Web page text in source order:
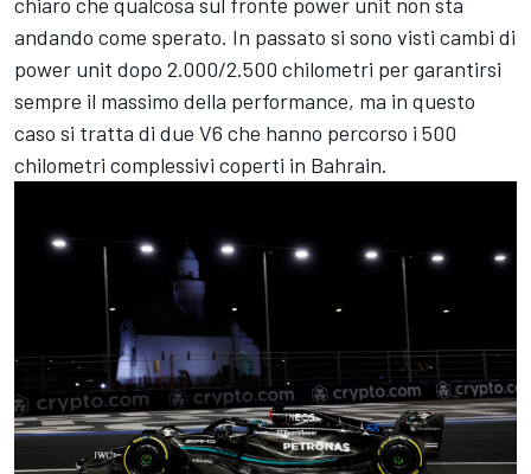
andando come sperato. In passato si sono visti cambi di
power unit dopo 2.000/2.500 chilometri per garantirsi
sempre il massimo della performance, ma in questo
caso si tratta di due V6 che hanno percorso i 500
chilometri complessivi coperti in Bahrain.